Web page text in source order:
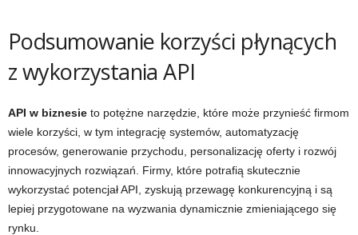
Podsumowanie korzyści płynących
z wykorzystania API
API w biznesie to potężne narzędzie, które może przynieść firmom
wiele korzyści, w tym integrację systemów, automatyzację
procesów, generowanie przychodu, personalizację oferty i rozwój
innowacyjnych rozwiązań. Firmy, które potrafią skutecznie
wykorzystać potencjał API, zyskują przewagę konkurencyjną i są
lepiej przygotowane na wyzwania dynamicznie zmieniającego się
rynku.